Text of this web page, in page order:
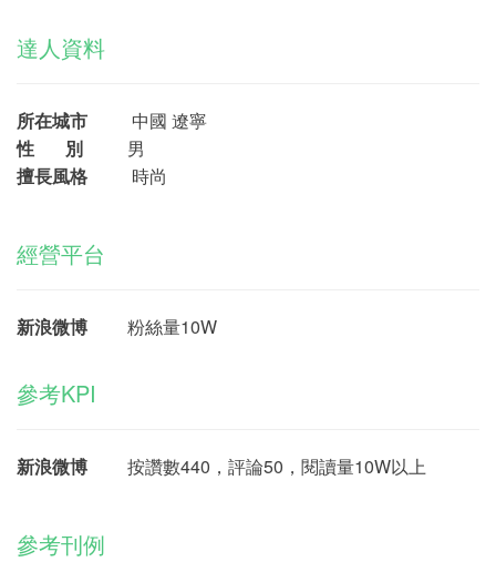
達人資料
所在城市 中國 遼寧
性 別 男
擅長風格 時尚
經營平台
新浪微博 粉絲量10W
參考KPI
新浪微博 按讚數440，評論50，閱讀量10W以上
參考刊例